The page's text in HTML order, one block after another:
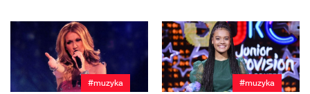
#muzyka #muzyka